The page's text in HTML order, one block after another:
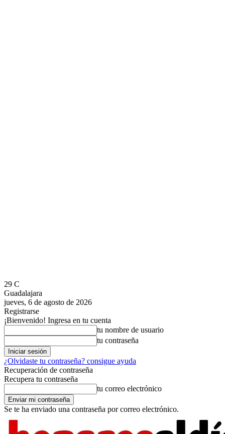
29 C
Guadalajara
jueves, 6 de agosto de 2026
Registrarse
¡Bienvenido! Ingresa en tu cuenta
tu nombre de usuario
tu contraseña
¿Olvidaste tu contraseña? consigue ayuda
Recuperación de contraseña
Recupera tu contraseña
tu correo electrónico
Se te ha enviado una contraseña por correo electrónico.